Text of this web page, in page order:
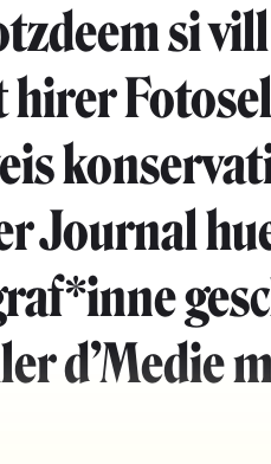
si
hirer
Journal
d’Medie